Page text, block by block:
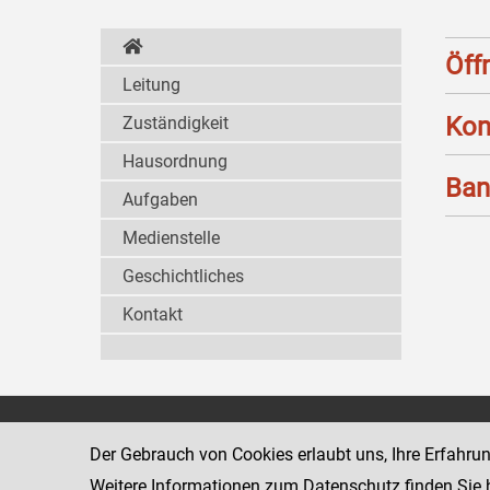
Leitung
Zuständigkeit
Hausordnung
Aufgaben
Medienstelle
Geschichtliches
Kontakt
Der Gebrauch von Cookies erlaubt uns, Ihre